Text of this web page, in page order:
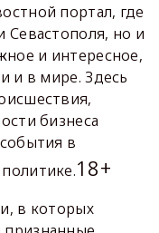
портал, где
Севастополя, но и
и интересное,
и в мире. Здесь
бизнеса
в
18+
в которых